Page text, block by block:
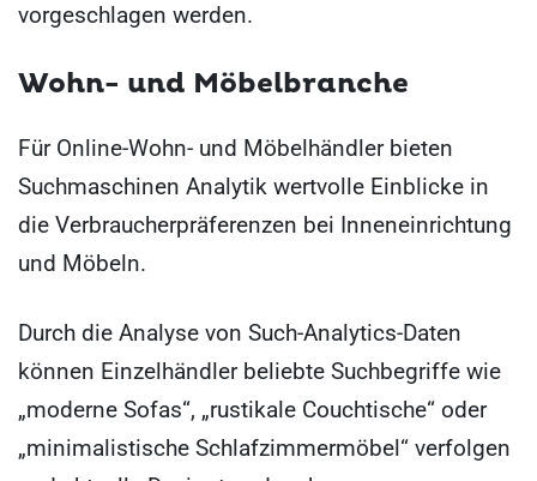
vorgeschlagen werden.
Wohn- und Möbelbranche
Für Online-Wohn- und Möbelhändler bieten
Suchmaschinen Analytik wertvolle Einblicke in
die Verbraucherpräferenzen bei Inneneinrichtung
und Möbeln.
Durch die Analyse von Such-Analytics-Daten
können Einzelhändler beliebte Suchbegriffe wie
„moderne Sofas“, „rustikale Couchtische“ oder
„minimalistische Schlafzimmermöbel“ verfolgen